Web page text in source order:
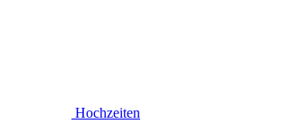
Hochzeiten